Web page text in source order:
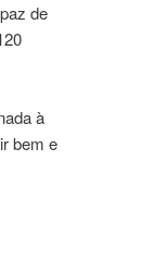
de
à
bem e